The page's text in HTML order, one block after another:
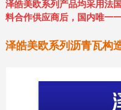
泽皓美欧系列产品均采用法
料合作供应商后，国内唯一
泽皓美欧系列沥青瓦构